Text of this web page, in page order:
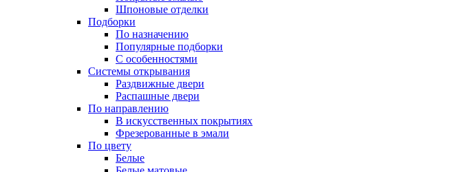
Шпоновые отделки
Подборки
По назначению
Популярные подборки
С особенностями
Системы открывания
Раздвижные двери
Распашные двери
По направлению
В искусственных покрытиях
Фрезерованные в эмали
По цвету
Белые